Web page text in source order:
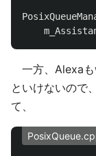
一方、Alexaも
といけないので
て、